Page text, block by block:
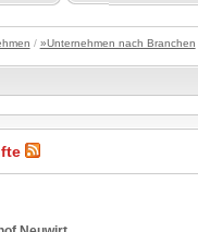
/ »Unternehmen nach Branchen